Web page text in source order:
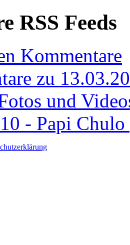
RSS Feeds
Kommentare
zu
und
- Papi